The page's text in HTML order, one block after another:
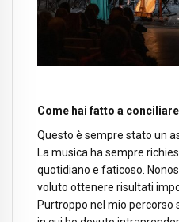
Come hai fatto a
Questo è sempre stato un
La musica ha sempre
quotidiano e faticoso.
voluto ottenere risultati
Purtroppo nel mio percorso